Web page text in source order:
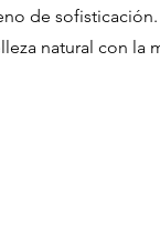
de
natural con la